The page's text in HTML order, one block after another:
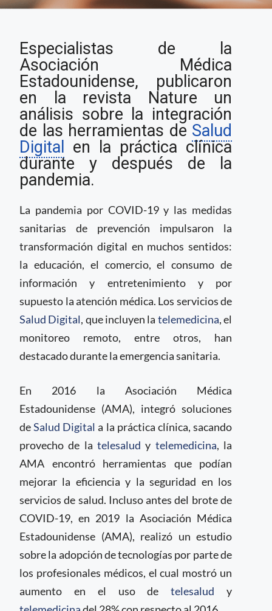
la adopción de la
telesalud en la post-
pandemia
Especialistas de la
Asociación Médica
Estadounidense, publicaron
en la revista Nature un
análisis sobre la integración
de las herramientas de Salud
Digital
en la práctica clínica
durante y después de la
pandemia.
La pandemia por COVID-19 y las medidas
sanitarias de prevención impulsaron la
transformación digital en muchos sentidos:
la educación, el comercio, el consumo de
información y entretenimiento y por
supuesto la atención médica. Los servicios de
Salud Digital, que incluyen la telemedicina, el
monitoreo remoto, entre otros, han
destacado durante la emergencia sanitaria.
En 2016 la Asociación Médica
Estadounidense (AMA), integró soluciones
deSalud Digital a la práctica clínica, sacando
provecho de la telesalud y telemedicina, la
AMA encontró herramientas que podían
mejorar la eficiencia y la seguridad en los
servicios de salud. Incluso antes del brote de
COVID-19, en 2019 la Asociación Médica
Estadounidense (AMA), realizó un estudio
sobre la adopción de tecnologías por parte de
los profesionales médicos, el cual mostró un
aumento en el uso detelesalud y